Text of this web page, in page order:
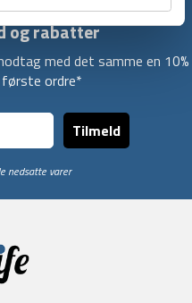
og rabatter
med det samme en 10%
ordre*
Tilmeld
nedsatte varer